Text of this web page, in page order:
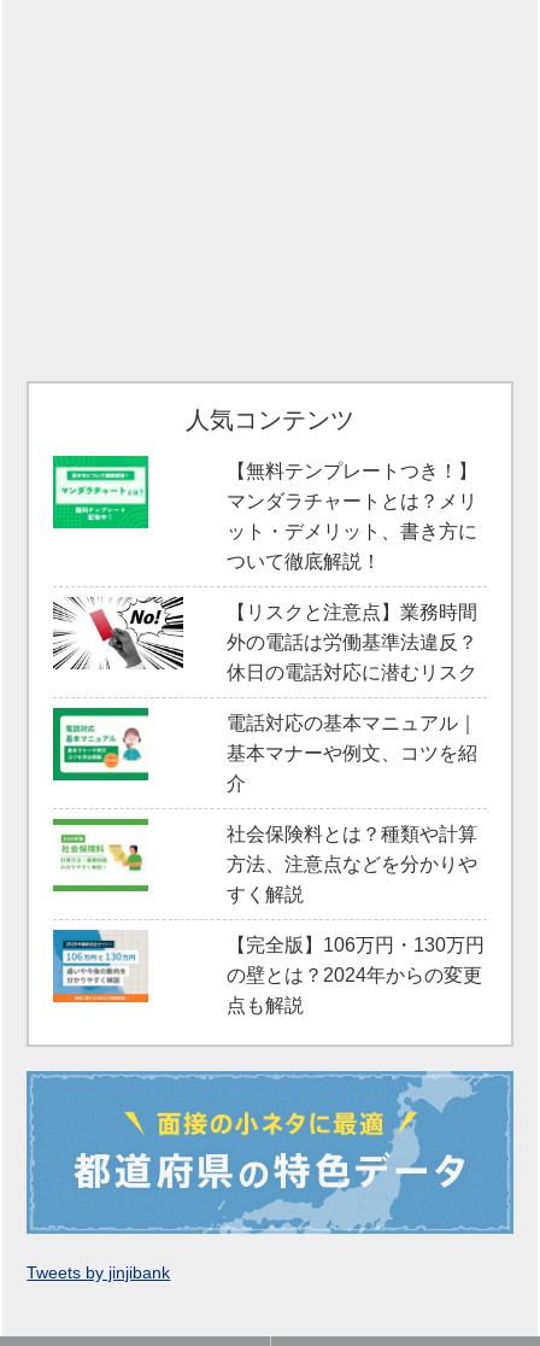
人気コンテンツ
【無料テンプレートつき！】
マンダラチャートとは？メリ
ット・デメリット、書き方に
ついて徹底解説！
【リスクと注意点】業務時間
外の電話は労働基準法違反？
休日の電話対応に潜むリスク
電話対応の基本マニュアル｜
基本マナーや例文、コツを紹
介
社会保険料とは？種類や計算
方法、注意点などを分かりや
すく解説
【完全版】106万円・130万円
の壁とは？2024年からの変更
点も解説
Tweets by jinjibank